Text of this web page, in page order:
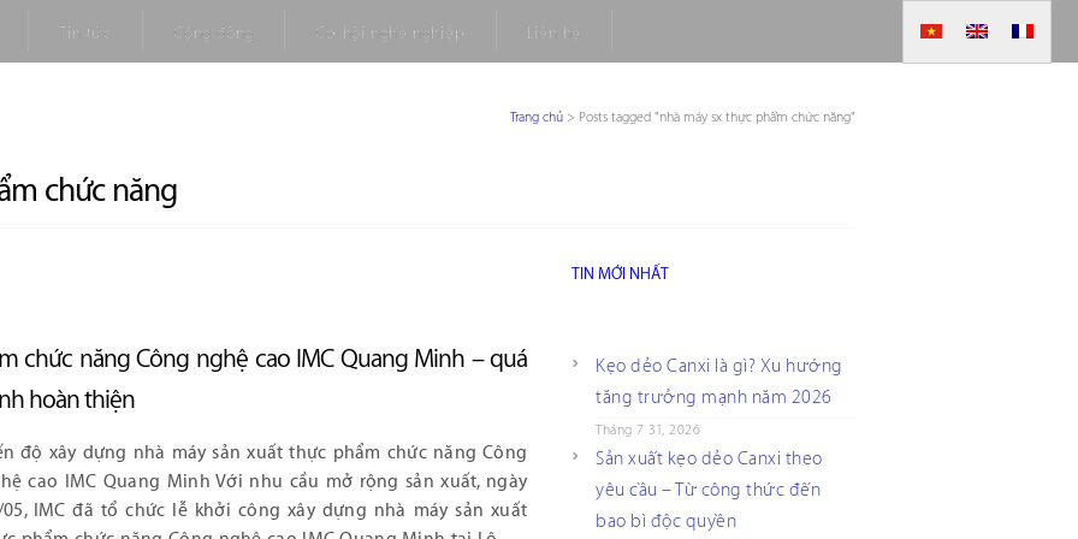
Tin tức Cộng đồng Cơ hội nghề nghiệp Liên hệ
Trang chủ > Posts tagged "nhà máy sx thực phẩm chức năng"
chức năng
chức năng Công nghệ cao IMC Quang Minh – quá
hoàn thiện
độ xây dựng nhà máy sản xuất thực phẩm chức năng Công
cao IMC Quang Minh Với nhu cầu mở rộng sản xuất, ngày
05, IMC đã tổ chức lễ khởi công xây dựng nhà máy sản xuất
TIN MỚI NHẤT
Kẹo dẻo Canxi là gì? Xu hướng
tăng trưởng mạnh năm 2026
Tháng 7 31, 2026
Sản xuất kẹo dẻo Canxi theo
yêu cầu – Từ công thức đến
bao bì độc quyền